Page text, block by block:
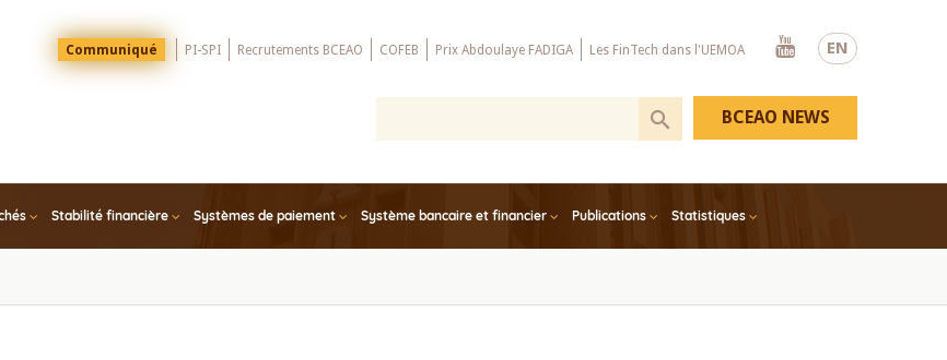
EN
Menu
Top
Communiqué PI-SPI Recrutements BCEAO COFEB Prix Abdoulaye FADIGA Les FinTech dans l'UEMOA
Youtube
Stabilité financière Systèmes de paiement Système bancaire et financier Publications Statistiques
BCEAO NEWS